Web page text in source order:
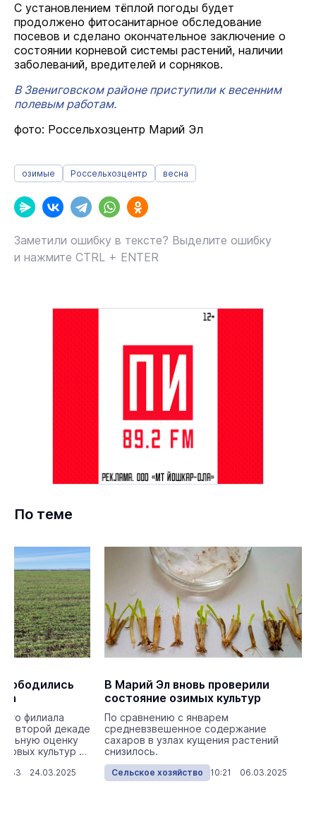
С установлением тёплой погоды будет
продолжено фитосанитарное обследование
посевов и сделано окончательное заключение о
состоянии корневой системы растений, наличии
заболеваний, вредителей и сорняков.
В Звениговском районе приступили к весенним
полевым работам.
фото: Россельхозцентр Марий Эл
озимые Россельхозцентр весна
Заметили ошибку в тексте? Выделите ошибку
и нажмите CTRL + ENTER
По теме
филиала
второй декаде
оценку
культур и
24.03.2025
В Марий Эл вновь проверили
состояние озимых культур
По сравнению с январем
средневзвешенное содержание
сахаров в узлах кущения растений
снизилось.
Сельское хозяйство 10:21 06.03.2025